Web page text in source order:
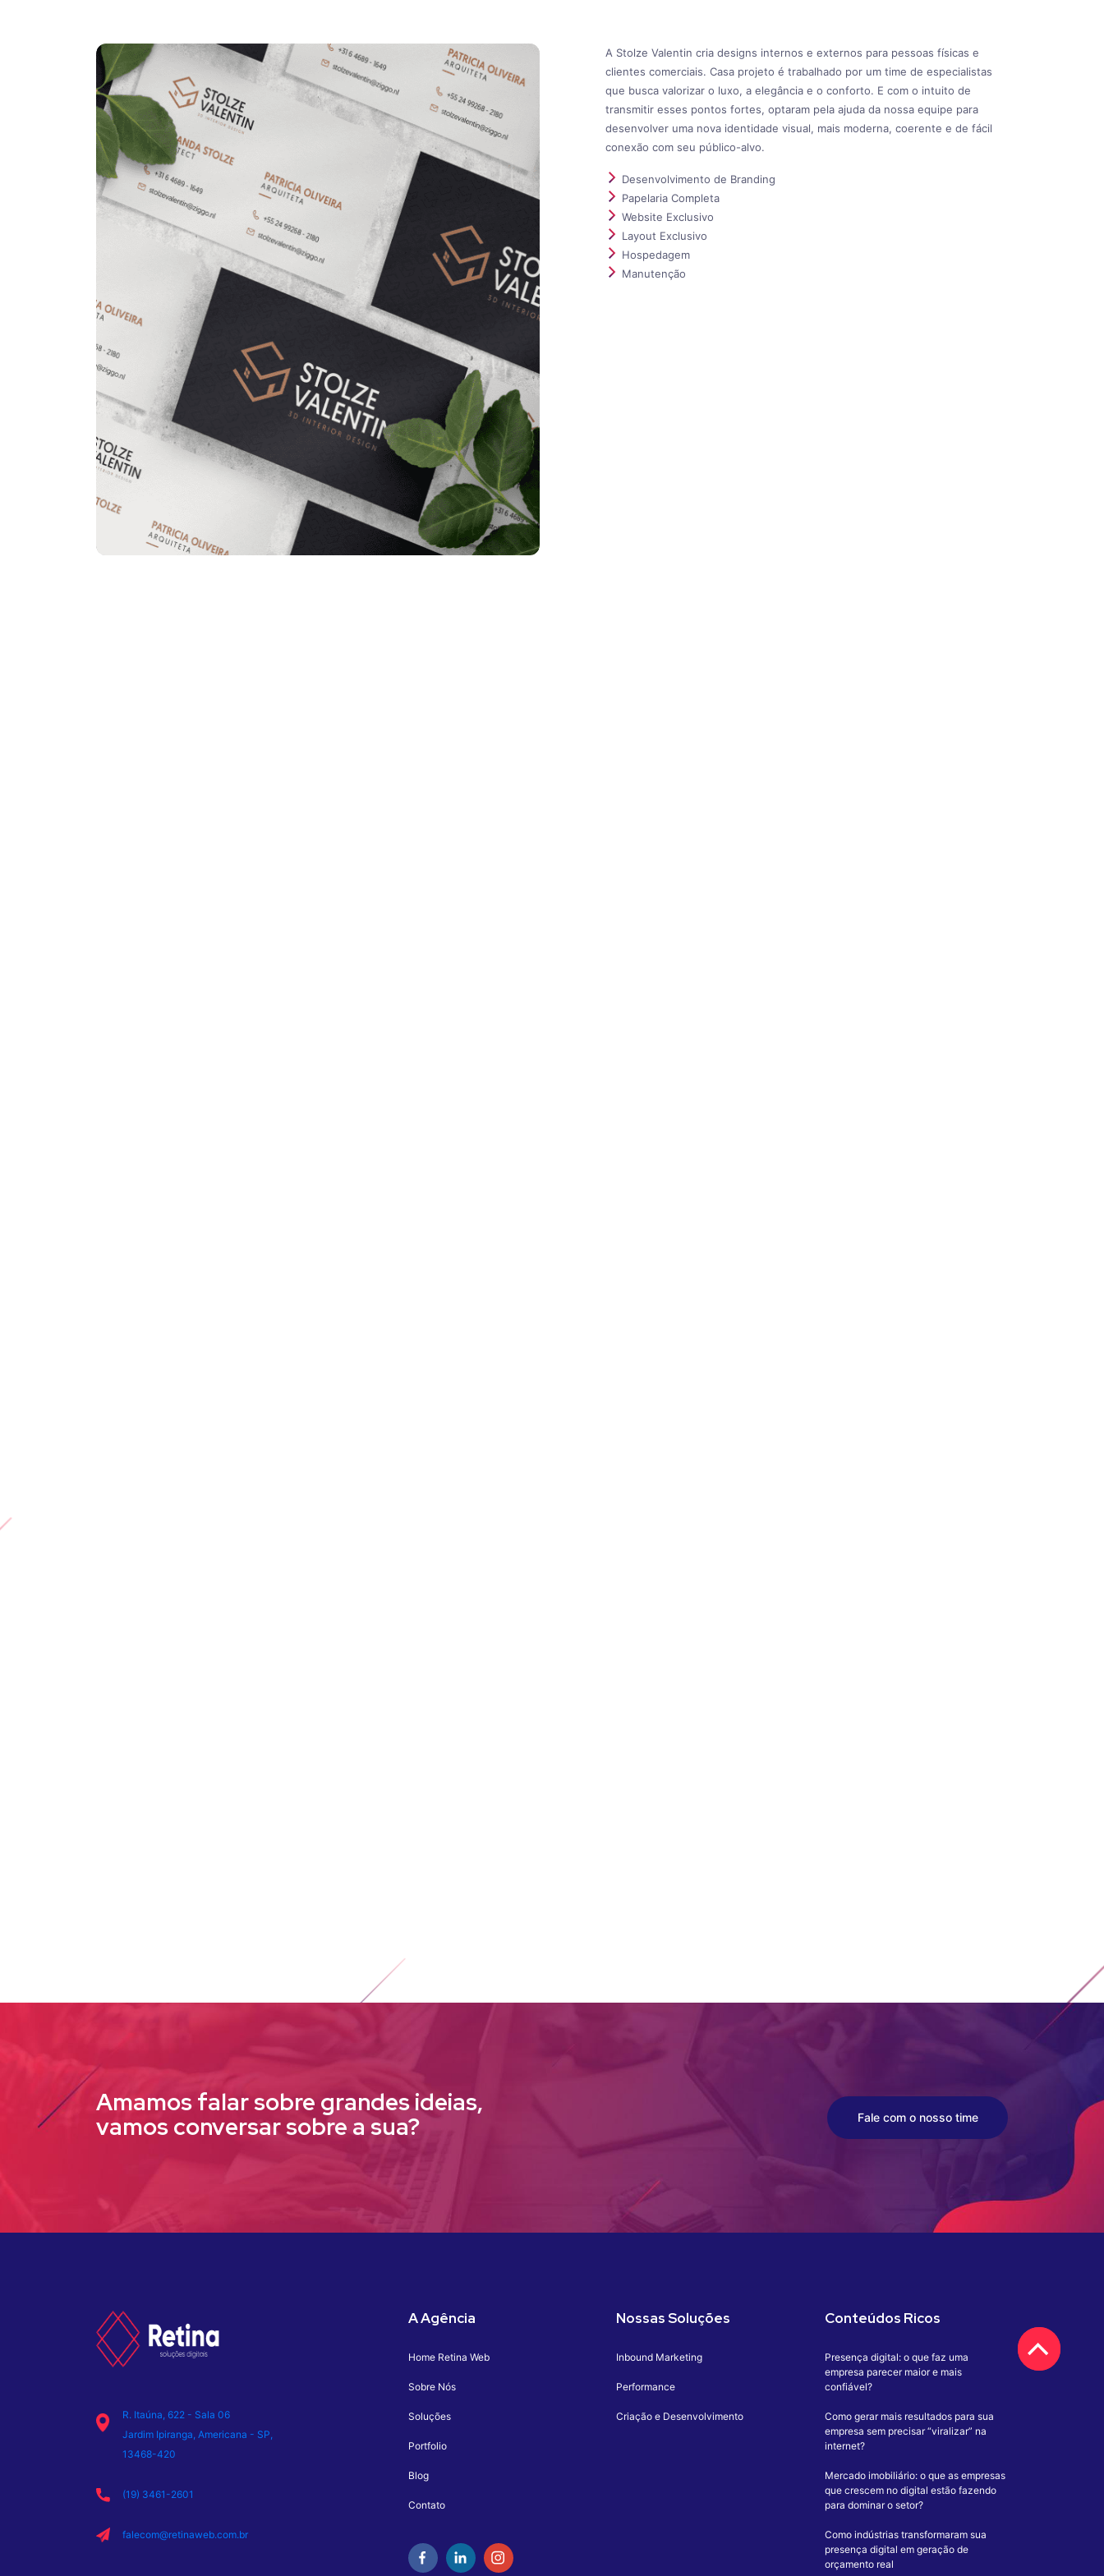
A Stolze Valentin cria designs internos e externos para pessoas físicas e
clientes comerciais. Casa projeto é trabalhado por um time de especialistas
que busca valorizar o luxo, a elegância e o conforto. E com o intuito de
transmitir esses pontos fortes, optaram pela ajuda da nossa equipe para
desenvolver uma nova identidade visual, mais moderna, coerente e de fácil
conexão com seu público-alvo.
Desenvolvimento de Branding
Papelaria Completa
Website Exclusivo
Layout Exclusivo
Hospedagem
Manutenção
Amamos falar sobre grandes ideias,
vamos conversar sobre a sua? Fale com o nosso time
R. Itaúna, 622 - Sala 06
Jardim Ipiranga, Americana - SP,
13468-420
(19) 3461-2601
falecom@retinaweb.com.br
A Agência
Home Retina Web
Sobre Nós
Soluções
Portfolio
Blog
Contato
Nossas Soluções
Inbound Marketing
Performance
Criação e Desenvolvimento
Conteúdos Ricos
Presença digital: o que faz uma
empresa parecer maior e mais
confiável?
Como gerar mais resultados para sua
empresa sem precisar “viralizar” na
internet?
Mercado imobiliário: o que as empresas
que crescem no digital estão fazendo
para dominar o setor?
Como indústrias transformaram sua
presença digital em geração de
orçamento real